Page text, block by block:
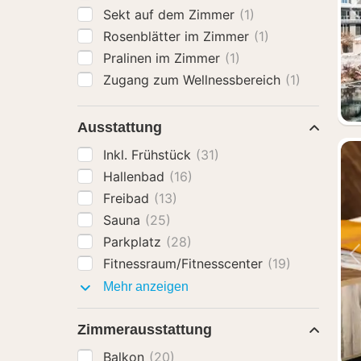
Sekt auf dem Zimmer (1)
Rosenblätter im Zimmer (1)
Pralinen im Zimmer (1)
Zugang zum Wellnessbereich (1)
Ausstattung
Inkl. Frühstück (31)
Hallenbad (16)
Freibad (13)
Sauna (25)
Parkplatz (28)
Fitnessraum/Fitnesscenter (19)
Mehr anzeigen
Zimmerausstattung
Balkon (20)